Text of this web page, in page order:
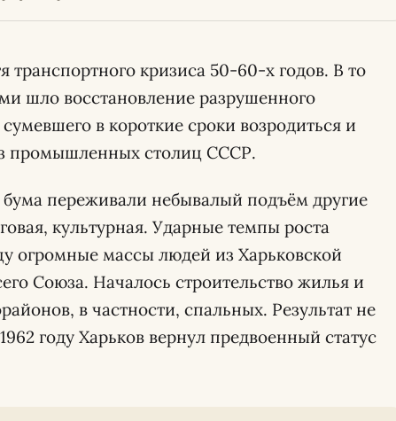
транспортного кризиса 50-60-х годов. В то
шло восстановление разрушенного
в короткие сроки возродиться и
промышленных столиц СССР.
переживали небывалый подъём другие
культурная. Ударные темпы роста
огромные массы людей из Харьковской
Союза. Началось строительство жилья и
в частности, спальных. Результат не
году Харьков вернул предвоенный статус